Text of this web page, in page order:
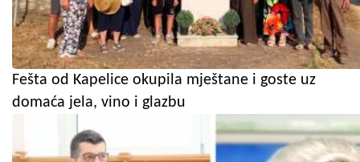
Fešta od Kapelice okupila mještane i goste uz
domaća jela, vino i glazbu